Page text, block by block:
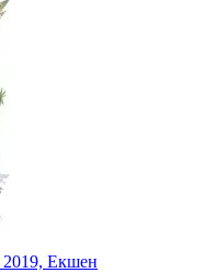
2019, Екшен